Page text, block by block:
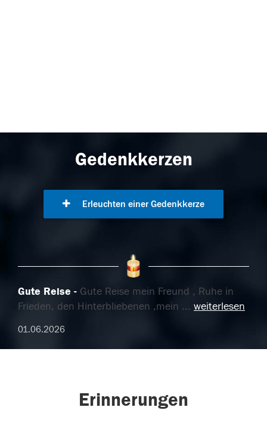
Gedenkkerzen
Erleuchten einer Gedenkkerze
Gute Reise
Gute Reise mein Freund , Ruhe in
Frieden, den Hinterbliebenen ,mein ... weiterlesen
01.06.2026
Erinnerungen